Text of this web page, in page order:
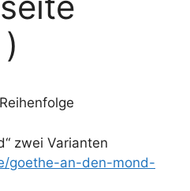
zwei Varianten
goethe-an-den-mond-